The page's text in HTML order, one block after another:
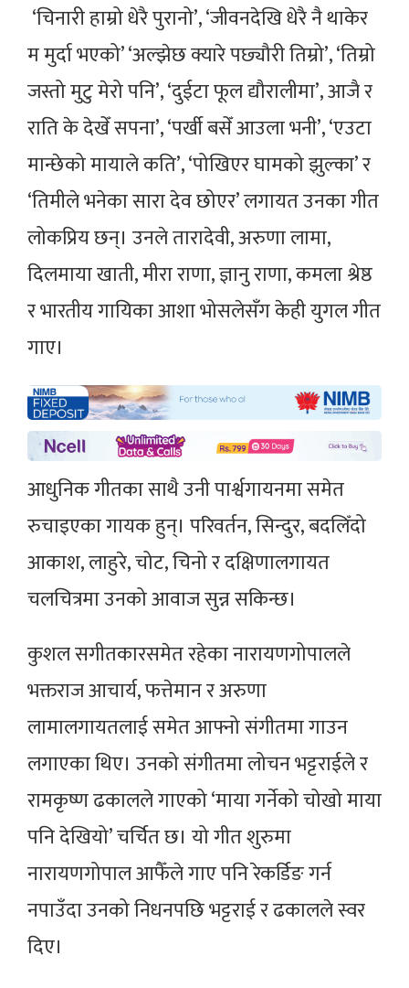
‘चिनारी हाम्रो धेरै पुरानो’, ‘जीवनदेखि धेरै नै थाकेर
म मुर्दा भएको’ ‘अल्झेछ क्यारे पछ्यौरी तिम्रो’, ‘तिम्रो
जस्तो मुटु मेरो पनि’, ‘दुईटा फूल द्यौरालीमा’, आजै र
राति के देखेँ सपना’, ‘पर्खी बसेँ आउला भनी’, ‘एउटा
मान्छेको मायाले कति’,​ ‘पोखिएर घामको झुल्का’ र
‘तिमीले भनेका सारा देव छोएर’ लगायत उनका गीत
लोकप्रिय छन्। उनले तारादेवी, अरुणा लामा,
दिलमाया खाती, मीरा राणा, ज्ञानु राणा, कमला श्रेष्ठ
र भारतीय गायिका आशा भोसलेसँग केही युगल गीत
गाए।
आधुनिक गीतका साथै उनी पार्श्वगायनमा समेत
रुचाइएका गायक हुन्। परिवर्तन, सिन्दुर, बदलिँदो
आकाश, लाहुरे, चोट, चिनो र दक्षिणालगायत
चलचित्रमा उनको आवाज सुन्न सकिन्छ।
कुशल स‌गीतकारसमेत रहेका नारायणगोपालले
भक्तराज आचार्य, फत्तेमान र अरुणा
लामालगायतलाई समेत आफ्नो संगीतमा गाउन
लगाएका थिए। उनको संगीतमा लोचन भट्टराईले र
रामकृष्ण ढकालले गाएको ‘माया गर्नेको चोखो माया
पनि देखियो’ चर्चित छ। यो गीत शुरुमा
नारायणगोपाल आफैँले गाए पनि रेकर्डिङ गर्न
नपाउँदा उनको निधनपछि भट्टराई र ढकालले स्वर
दिए।